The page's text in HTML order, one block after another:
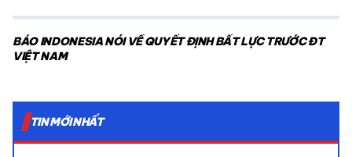
BÁO INDONESIA NÓI VỀ QUYẾT ĐỊNH BẤT LỰC TRƯỚC ĐT
VIỆT NAM
TIN MỚI NHẤT